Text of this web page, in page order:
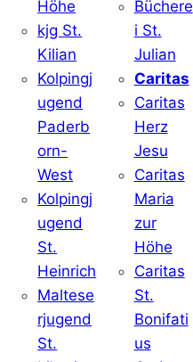
Höhe
kjg St.
Kilian
Kolpingj
ugend
Paderb
orn-
West
Kolpingj
ugend
St.
Heinrich
Maltese
rjugend
St.
Büchere
i St.
Julian
Caritas
Caritas
Herz
Jesu
Caritas
Maria
zur
Höhe
Caritas
St.
Bonifati
us